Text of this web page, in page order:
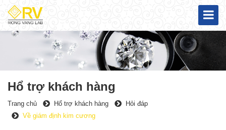
Hổ trợ khách hàng
Trang chủ Hổ trợ khách hàng
Hỏi đáp
Về giám định kim cương